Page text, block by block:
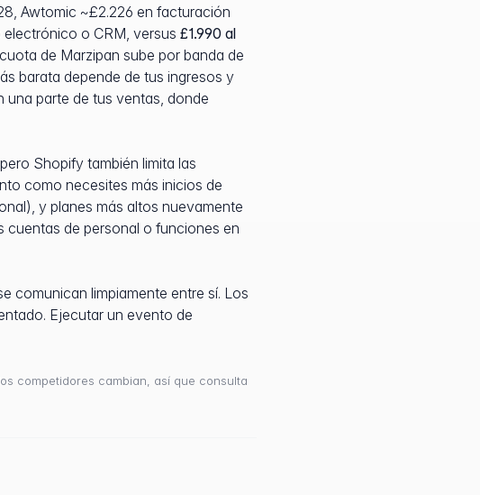
Awtomic ~£2.226 en facturación
o CRM, versus £1.990 al
de Marzipan sube por banda de
barata depende de tus ingresos y
una parte de tus ventas, donde
Shopify también limita las
como necesites más inicios de
y planes más altos nuevamente
cuentas de personal o funciones en
comunican limpiamente entre sí. Los
Ejecutar un evento de
competidores cambian, así que consulta